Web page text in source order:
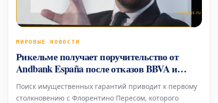
МИРОВЫЕ НОВОСТИ
Рикельме получает поручительство от
Andbank España после отказов BBVA и
Santander
Поиск имущественных гарантий приводит к первому
столкновению с Флорентино Пересом, которого